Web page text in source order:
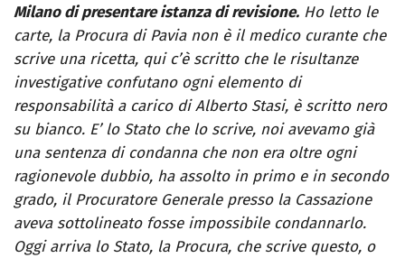
Milano di presentare istanza di revisione. Ho letto le
carte, la Procura di Pavia non è il medico curante che
scrive una ricetta, qui c’è scritto che le risultanze
investigative confutano ogni elemento di
responsabilità a carico di Alberto Stasi, è scritto nero
su bianco. E’ lo Stato che lo scrive, noi avevamo già
una sentenza di condanna che non era oltre ogni
ragionevole dubbio, ha assolto in primo e in secondo
grado, il Procuratore Generale presso la Cassazione
aveva sottolineato fosse impossibile condannarlo.
Oggi arriva lo Stato, la Procura, che scrive questo, o